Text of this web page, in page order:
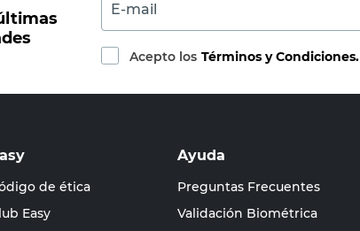
E-mail
Acepto los Términos y Condiciones.
de ética
Easy
Ayuda
Preguntas Frecuentes
Validación Biométrica